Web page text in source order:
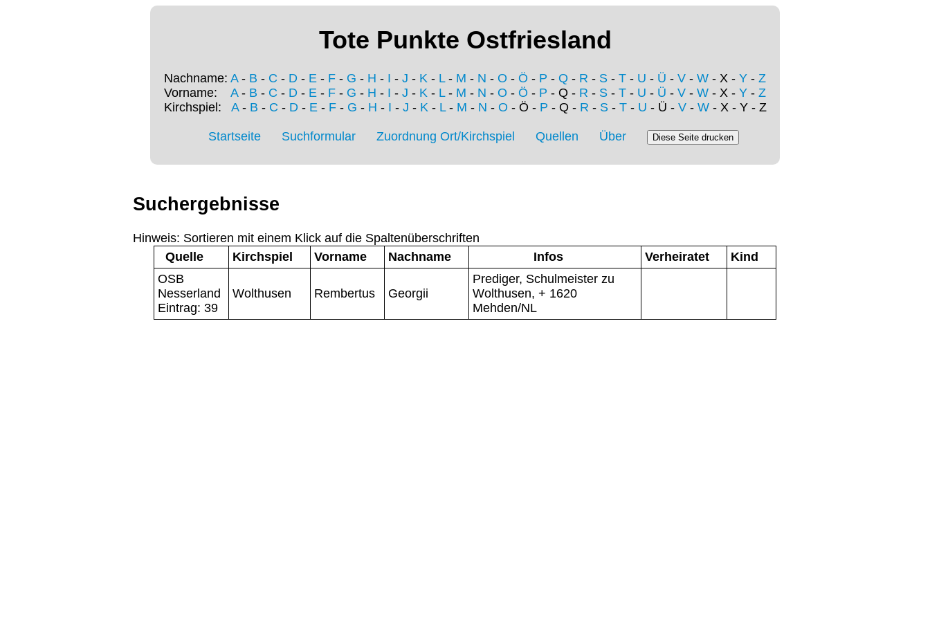
Tote Punkte Ostfriesland
Nachname: A- B - C - D - E - F - G - H - I - J - K - L- M - N - O - Ö - P - Q - R - S - T - U - Ü - V - W - X - Y - Z
Vorname: A- B - C - D - E - F - G - H - I - J - K - L- M - N - O - Ö - P - Q - R - S - T - U - Ü - V - W - X - Y - Z
Kirchspiel: A- B - C - D- E- F- G - H - I - J - K- L- M - N - O - Ö - P - Q - R - S- T- U - Ü - V- W- X - Y - Z
Startseite Suchformular Zuordnung Ort/Kirchspiel Quellen Über
Suchergebnisse
Hinweis: Sortieren mit einem Klick auf die Spaltenüberschriften
Quelle
Kirchspiel Vorname Nachname Infos Verheiratet
Kind
OSB
Nesserland
Eintrag: 39
Wolthusen Rembertus Georgii
Prediger, Schulmeister zu
Wolthusen, + 1620
Mehden/NL